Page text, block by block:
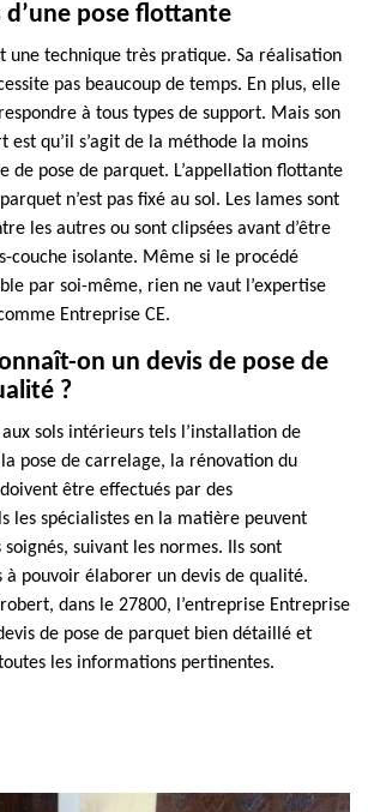
d’une pose flottante
une technique très pratique. Sa réalisation
pas beaucoup de temps. En plus, elle
à tous types de support. Mais son
est qu’il s’agit de la méthode la moins
de pose de parquet. L’appellation flottante
n’est pas fixé au sol. Les lames sont
les autres ou sont clipsées avant d’être
couche isolante. Même si le procédé
par soi-même, rien ne vaut l’expertise
Entreprise CE.
on un devis de pose de
?
sols intérieurs tels l’installation de
pose de carrelage, la rénovation du
être effectués par des
les spécialistes en la matière peuvent
suivant les normes. Ils sont
à pouvoir élaborer un devis de qualité.
dans le 27800, l’entreprise Entreprise
de pose de parquet bien détaillé et
les informations pertinentes.